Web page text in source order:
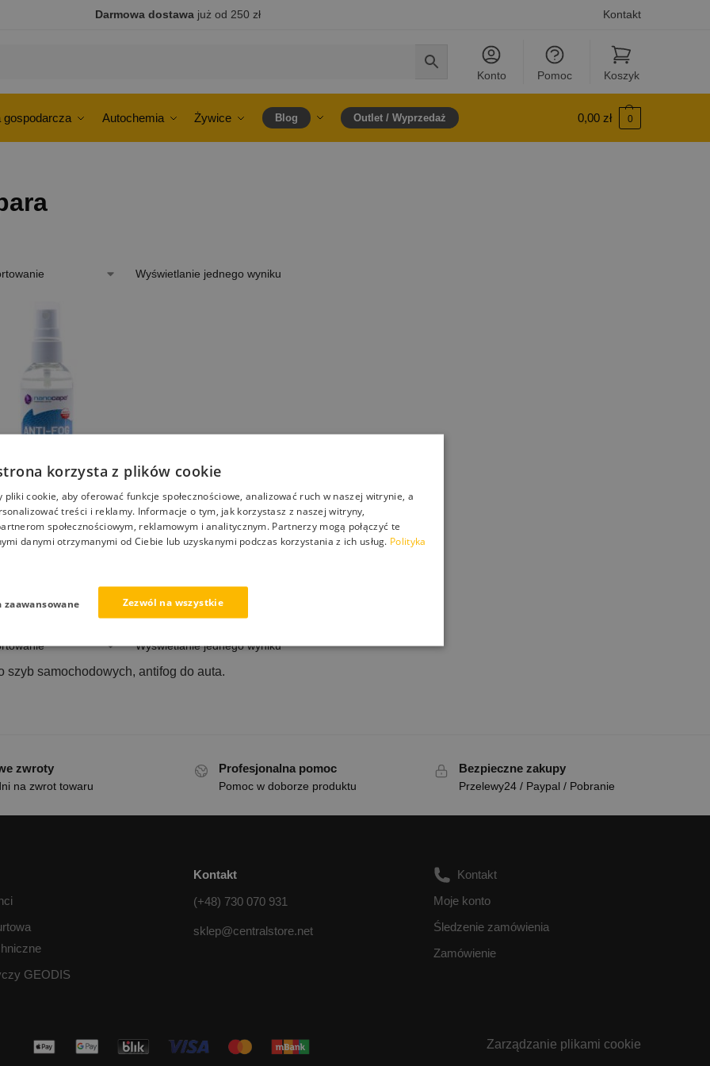
Darmowa dostawajuż od 250 zł Kontakt
Konto Pomoc Koszyk
gospodarcza Autochemia Żywice Blog Outlet / Wyprzedaż 0,00 zł 0
Wyświetlanie jednego wyniku
antypara do szyb i luster
Wyświetlanie jednego wyniku
szyb samochodowych, antifog do auta.
zwroty
na zwrot towaru
Profesjonalna pomoc
Pomoc w doborze produktu
Bezpieczne zakupy
Przelewy24 / Paypal / Pobranie
GEODIS
Kontakt
(+48) 730 070 931
sklep@centralstore.net
Kontakt
Moje konto
Śledzenie zamówienia
Zamówienie
Zarządzanie plikami cookie
korzysta z plików cookie
pliki cookie, aby oferować funkcje społecznościowe, analizować ruch w naszej witrynie, a
treści i reklamy. Informacje o tym, jak korzystasz z naszej witryny,
społecznościowym, reklamowym i analitycznym. Partnerzy mogą połączyć te
danymi otrzymanymi od Ciebie lub uzyskanymi podczas korzystania z ich usług. Polityka
Zezwól na wszystkie